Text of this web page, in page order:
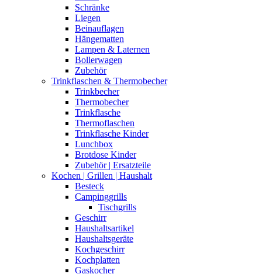
Schränke
Liegen
Beinauflagen
Hängematten
Lampen & Laternen
Bollerwagen
Zubehör
Trinkflaschen & Thermobecher
Trinkbecher
Thermobecher
Trinkflasche
Thermoflaschen
Trinkflasche Kinder
Lunchbox
Brotdose Kinder
Zubehör | Ersatzteile
Kochen | Grillen | Haushalt
Besteck
Campinggrills
Tischgrills
Geschirr
Haushaltsartikel
Haushaltsgeräte
Kochgeschirr
Kochplatten
Gaskocher